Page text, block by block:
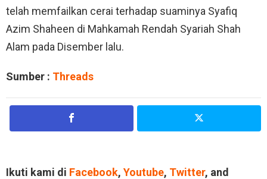
telah memfailkan cerai terhadap suaminya Syafiq
Azim Shaheen di Mahkamah Rendah Syariah Shah
Alam pada Disember lalu.
Sumber : Threads
Ikuti kami di Facebook, Youtube, Twitter, and